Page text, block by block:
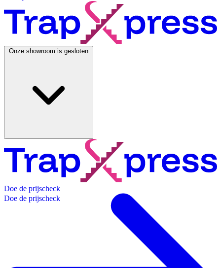
Onze showroom is gesloten
Doe de prijscheck